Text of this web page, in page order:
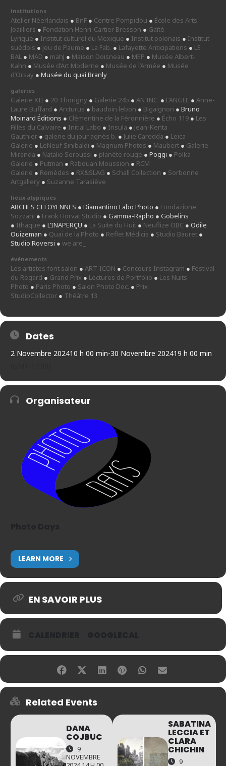
institutions
Atelier Néerlandais ● BnF ● Centre Pompidou ● École des Arts
Joailliers ● Fondation Henri-Cartier Bresson ● Gaîté
Lyrique ● Institut culturel du Mexique ● Institut polonais ● Institut
suédois ● Jeu de Paume ● La Fab. ● Lafayette Anticipations ● LE
BAL ● MAD ● mahJ ● Maison Doisneau ● MEP ● Musée Albert-
Kahn ● Musée d’Art Moderne ● Musée de l’Armée ● Musée
d’Orsay ● Musée du quai Branly
galeries
Galerie XII ● 20 Thorigny ● Galerie 24b ● AN INC. ● L’ANGLE ● Anne-
Laure Buffard ● Arcturus ● baudoin lebon ● Bigaignon ● Bruno
Moinard Éditions ● Clémentine de la Féronnière ● Écho 119 ● Les
Filles du Calvaire ● Initial Labo ● Insula ● Jean-Kenta
Gauthier ● galerie du jour agnès b. ● Julie Caredda ● Leica
Galerie ● LeNeuf Sinibaldi ● Magnum Photos ● Maubert ● Galerie
Miranda ● Natalie Seroussi ● planète rouge ● Poggi ● Polka
Galerie ● Putman ● Rabouan Moussion ● RCM
Galerie ● Remèdes ● RX&SLAG ● Schall Collection ● Sorbonne
Artgallery ● Suzanne Tarasiève
lieux atypiques
ARCHES CITOYENNES ● Diamantino Labo Photo ● Fondazione
Sozzani ● Frank Horvat Studio ● Gamma-Rapho ● Gobelins
● Ithaque ● L’INAPERÇU ● La Suite du Huit ● Neuflize OBC ● Odile
Ouizeman ● Quai de la Photo ● Reflet Médicis ● Studio Bauret ●
Studio Roversi ● we are_
événements
Les artistes font salon ● ART-ICON ● Concours Instagram ● Festival
du Regard ● Grand Prix ● Lectures de Portfolio ● Les Nuits
Photo ● Paris Photo ● Salon Photo Doc. ● Prix
StudioCollector ● Théâtre 13
Dates
2 Novembre 202410 h 00 min-30 Novembre 202419 h 00 min
Organisateur
LEARN MORE
EN SAVOIR PLUS
Related Events
DANA
COJBUC
9
NOVEMBRE
SABATINA
LECCIA ET
CLARA
CHICHIN
9